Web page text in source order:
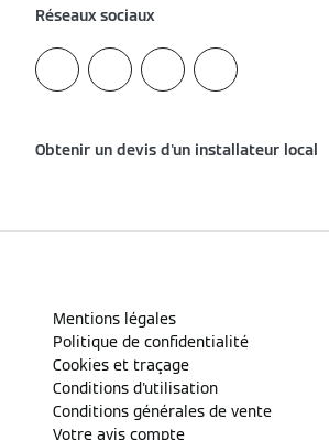
Réseaux sociaux
Obtenir un devis d'un installateur local
Mentions légales
Politique de confidentialité
Cookies et traçage
Conditions d'utilisation
Conditions générales de vente
Votre avis compte